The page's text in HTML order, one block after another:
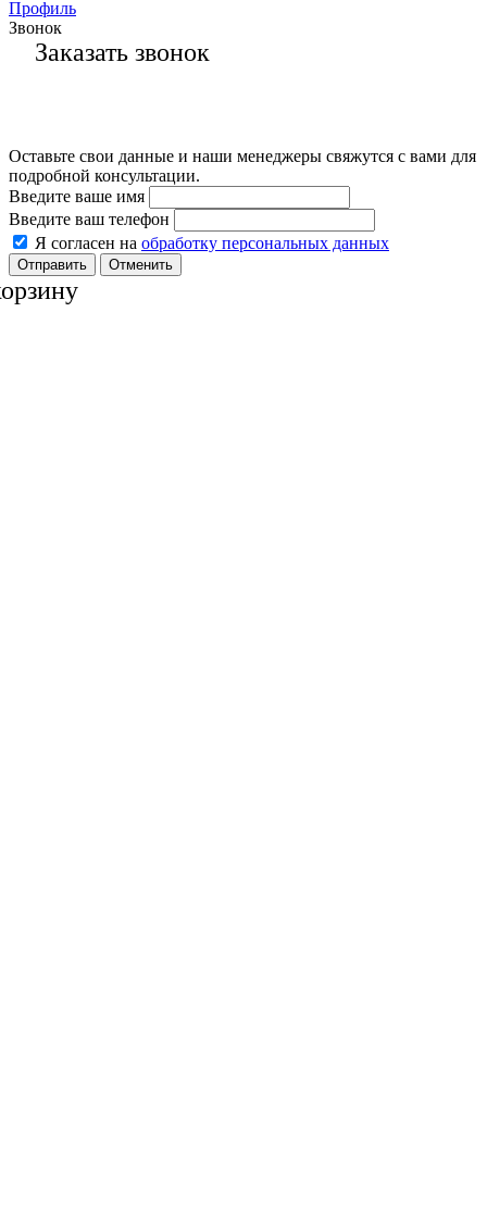
Профиль
Звонок
Заказать звонок
Оставьте свои данные и наши менеджеры свяжутся с вами для
подробной консультации.
Введите ваше имя
Введите ваш телефон
Я согласен на обработку персональных данных
Отменить